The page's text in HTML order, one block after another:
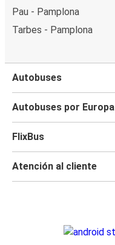
Pau - Pamplona
Tarbes - Pamplona
Autobuses
Autobuses por Europa
FlixBus
Atención al cliente